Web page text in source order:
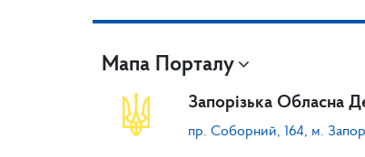
Мапа Порталу
Запорізька Обласна
пр. Соборний, 164, м.